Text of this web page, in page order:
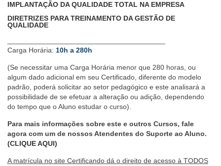
IMPLANTAÇÃO DA QUALIDADE TOTAL NA EMPRESA
DIRETRIZES PARA TREINAMENTO DA GESTÃO DE
QUALIDADE
Carga Horária: 10h a 280h
(Se necessitar uma Carga Horária menor que 280 horas, ou
algum dado adicional em seu Certificado, diferente do modelo
padrão, poderá solicitar ao setor pedagógico e este analisará a
possibilidade de se efetuar a alteração ou adição, dependendo
do tempo que o Aluno estudar o curso).
Para mais informações sobre este e outros Cursos, fale
agora com um de nossos Atendentes do Suporte ao Aluno.
(CLIQUE AQUI)
A matrícula no site Certificando dá o direito de acesso à TODOS